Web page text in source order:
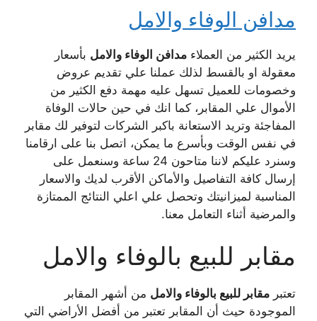
مدافن الوفاء والامل
يريد الكثير من العملاء مدافن الوفاء والامل بأسعار
معقولة او بالقسط لذلك عملنا علي تقديم عروض
وخصومات للعميل تسهل عليه مهمة دفع الكثير من
الأموال علي المقابر، كما انك في حين حالات الوفاة
المفاجئة وتريد الاستعانة باكبر الشركات لتوفير لك مقابر
في نفس الوقت وبأسرع ما يمكن، اتصل بنا على ارقامنا
وسنرد عليكم لاننا متاحون 24 ساعة وسنعمل على
إرسال كافة التفاصيل والأماكن الأقرب لديك والاسعار
المناسبة لميزانيتك وتحصل علي اعلي النتائج الممتازة
والمرضية أثناء التعامل معنا.
مقابر للبيع بالوفاء والامل
تعتبر مقابر للبيع بالوفاء والامل من أشهر المقابر
الموجودة حيث أن المقابر تعتبر من أفضل الأراضي التي